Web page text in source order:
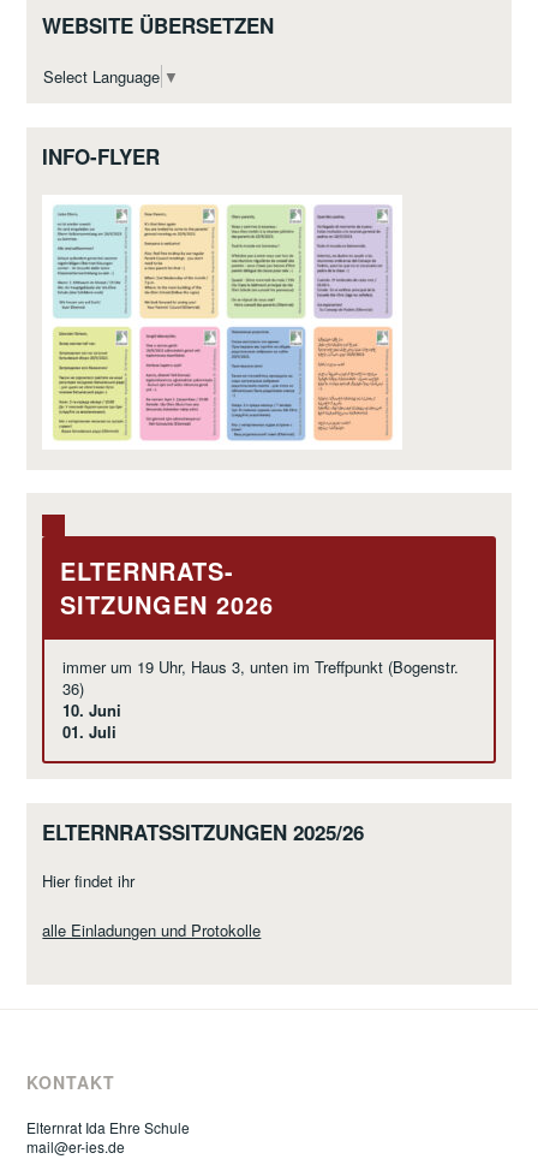
WEBSITE ÜBERSETZEN
Select Language ▼
INFO-FLYER
ELTERNRATS-
SITZUNGEN 2026
immer um 19 Uhr, Haus 3, unten im Treffpunkt (Bogenstr.
36)
10. Juni
01. Juli
ELTERNRATSSITZUNGEN 2025/26
Hier findet ihr
alle Einladungen und Protokolle
KONTAKT
Elternrat Ida Ehre Schule
mail@er-ies.de